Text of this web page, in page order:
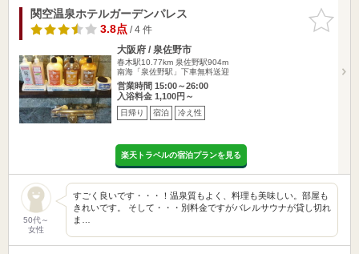
お気に入
りに追加
関空温泉ホテルガーデンパレス
3.8点/ 4 件
大阪府 / 泉佐野市
春木駅10.77km 泉佐野駅904m
南海「泉佐野駅」下車無料送迎
営業時間 15:00～26:00
入浴料金 1,100円～
日帰り 宿泊 冷え性
楽天トラベルの宿泊プランを見る
50代～
女性
すごく良いです・・・！温泉質もよく、料理も美味しい。部屋も
きれいです。 そして・・・別料金ですがバレルサウナが貸し切れ
ま…